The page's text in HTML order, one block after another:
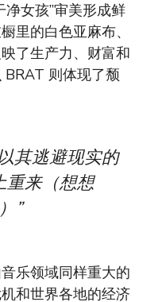
女孩”审美形成鲜
里的白色亚麻布、
了生产力、财富和
则体现了颓
其逃避现实的
重来（想想
”
乐领域同样重大的
和世界各地的经济